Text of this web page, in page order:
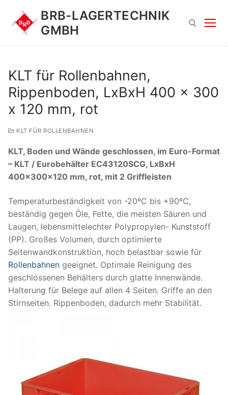
Inhalt
springen
BRB-LAGERTECHNIK
GMBH
Suchen
nach:
KLT für Rollenbahnen,
Rippenboden, LxBxH 400 x 300
x 120 mm, rot
KLT FÜR ROLLENBAHNEN
KLT, Boden und Wände geschlossen, im Euro-Format
– KLT / Eurobehälter EC43120SCG, LxBxH
400x300x120 mm, rot, mit 2 Griffleisten
Temperaturbeständigkeit von -20ºC bis +90ºC,
beständig gegen Öle, Fette, die meisten Säuren und
Laugen, lebensmittelechter Polypropylen- Kunststoff
(PP). Großes Volumen, durch optimierte
Seitenwandkonstruktion, hoch belastbar sowie für
Rollenbahnen geeignet. Optimale Reinigung des
geschlossenen Behälters durch glatte Innenwände.
Halterung für Belege auf allen 4 Seiten. Griffe an den
Stirnseiten. Rippenboden, dadurch mehr Stabilität.